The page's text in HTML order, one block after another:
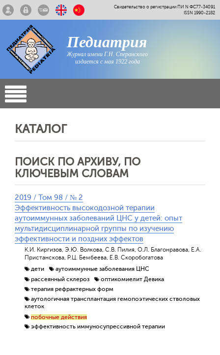
Свидетельство о регистрации ПИ N ФС77-34091
ISSN 1990-2182
Педиатрия
Журнал имени Г.Н. Сперанского
издается с мая 1922 года
КАТАЛОГ
ПОИСК ПО АРХИВУ, ПО
КЛЮЧЕВЫМ СЛОВАМ
2019 / Том 98 / № 2
Эффективность высокодозной терапии
аутоиммунных заболеваний ЦНС у детей: опыт
мультидисциплинарной группы по изучению
эффективности и поздних эффектов
К.И. Киргизов, Э.Ю. Волкова, С.В. Пилия, О.Л. Благонравова, Е.А.
Пристанскова, Р.Ц. Бембеева, Е.В. Скоробогатова
дети
аутоиммунные заболевания ЦНС
рассеянный склероз
оптикомиелит Девика
терапия рефрактерных форм
аутологичная трансплантация гемопоэтических стволовых
клеток
побочные действия
эффективность иммуносупрессивной терапии